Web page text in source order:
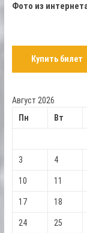
Фото из
Купить билет
Август 2026
Пн
Вт
3 4
10 11
17 18
24 25